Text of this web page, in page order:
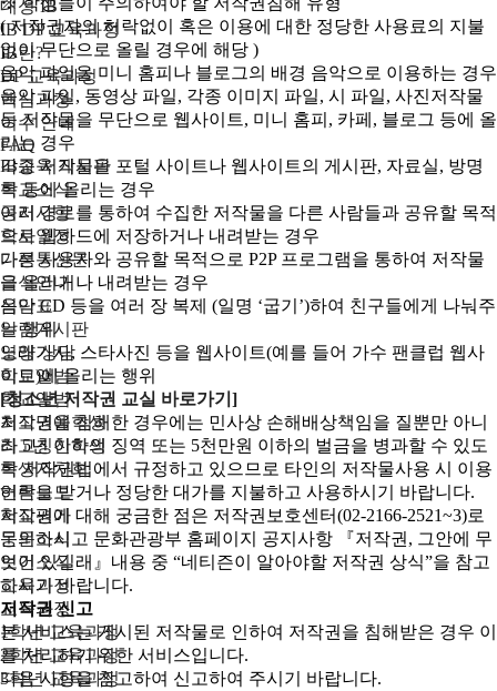
대성 IB
IB DP 교육과정
IB란?
DP 교육과정
핵심과정
이수 안내
FAQ
IB교육 게시판
학교소식
공지사항
학사일정
가정통신문
급식안내
식단표
알림게시판
영양 상담
학교앨범
학교앨범
최고명예학생
최고칭찬학생
학생자치회
언론보도
학교평가
동문소식
보건소식
교육과정
교육과정
1학년 교육과정
2학년 교육과정
3학년 교육과정
( 저작권자의 허락없이 혹은 이용에 대한 정당한 사용료의 지불
없이 무단으로 올릴 경우에 해당 )
음악 파일을 미니 홈피나 블로그의 배경 음악으로 이용하는 경우
음악 파일, 동영상 파일, 각종 이미지 파일, 시 파일, 사진저작물
등 저작물을 무단으로 웹사이트, 미니 홈피, 카페, 블로그 등에 올
리는 경우
각종 저작물을 포털 사이트나 웹사이트의 게시판, 자료실, 방명
록 등에 올리는 경우
여러 경로를 통하여 수집한 저작물을 다른 사람들과 공유할 목적
으로 웹하드에 저장하거나 내려받는 경우
다른 사용자와 공유할 목적으로 P2P 프로그램을 통하여 저작물
을 올리거나 내려받는 경우
음악 CD 등을 여러 장 복제 (일명 ‘굽기’)하여 친구들에게 나눠주
는 행위
노래가사, 스타사진 등을 웹사이트(예를 들어 가수 팬클럽 웹사
이트)에 올리는 행위
[청소년 저작권 교실 바로가기]
저작권을 침해한 경우에는 민사상 손해배상책임을 질뿐만 아니
라 5년 이하의 징역 또는 5천만원 이하의 벌금을 병과할 수 있도
록 저작권법에서 규정하고 있으므로 타인의 저작물사용 시 이용
허락을 받거나 정당한 대가를 지불하고 사용하시기 바랍니다.
저작권에 대해 궁금한 점은 저작권보호센터(02-2166-2521~3)로
문의하시고 문화관광부 홈페이지 공지사항 『저작권, 그안에 무
엇이 있길래』내용 중 “네티즌이 알아야할 저작권 상식”을 참고
하시기 바랍니다.
저작권 신고
본 서비스는 게시된 저작물로 인하여 저작권을 침해받은 경우 이
를 처리하기 위한 서비스입니다.
다음 사항을 참고하여 신고하여 주시기 바랍니다.